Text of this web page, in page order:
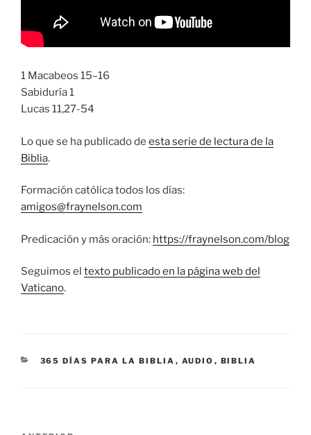
1 Macabeos 15–16
Sabiduría 1
Lucas 11,27-54
Lo que se ha publicado de esta serie de lectura de la
Biblia.
Formación católica todos los días:
amigos@fraynelson.com
Predicación y más oración: https://fraynelson.com/blog
Seguimos el texto publicado en la página web del
Vaticano.
CATEGORÍAS
365 DÍAS PARA LA BIBLIA , AUDIO , BIBLIA